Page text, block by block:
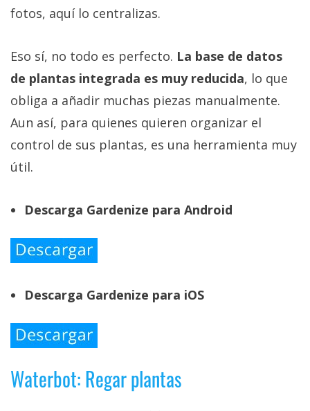
fotos, aquí lo centralizas.
Eso sí, no todo es perfecto. La base de datos
de plantas integrada es muy reducida, lo que
obliga a añadir muchas piezas manualmente.
Aun así, para quienes quieren organizar el
control de sus plantas, es una herramienta muy
útil.
Descarga Gardenize para Android
Descarga Gardenize para iOS
Waterbot: Regar plantas